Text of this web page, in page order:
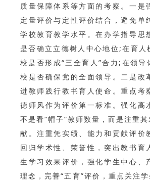
质量保障体系等方面的考察。一是
定量评价与定性评价结合，避免单
学校教育教学水平。在办学指导思
是否确立立德树人中心地位;在育人
校是否形成“三全育人”合力;在领导
校是否确保党的全面领导。二是改
进教师践行教书育人使命。重点考
德师风作为评价第一标准。强化高
不是看“帽子”教师数量，而是注重
献。注重凭实绩、能力和贡献评价
回归学术性、荣誉性，突出教书育
生学习效果评价，强化学生中心、
理念，完善“五育”评价，重点关注